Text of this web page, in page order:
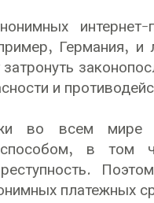
Германия,
и
во всем
в том
платежных